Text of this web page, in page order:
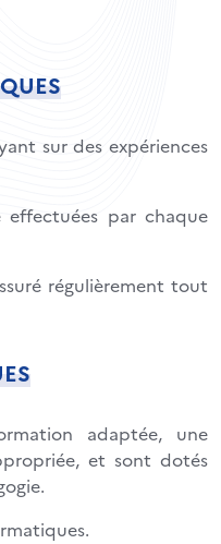
sur des expériences
par chaque
régulièrement tout
adaptée, une
et sont dotés